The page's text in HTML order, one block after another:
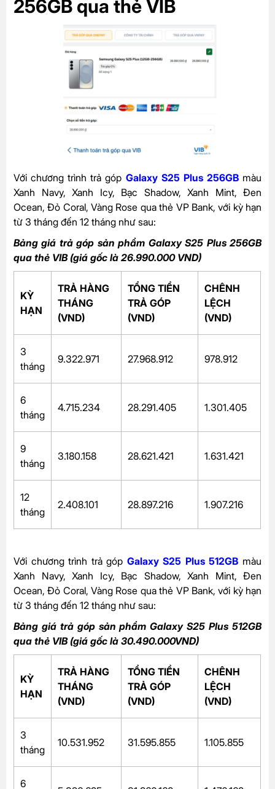
256GB qua thẻ VIB
Với chương trình trả góp Galaxy S25 Plus 256GBmàu
Xanh Navy, Xanh Icy, Bạc Shadow, Xanh Mint, Đen
Ocean, Đỏ Coral, Vàng Rose qua thẻ VP Bank, với kỳ hạn
từ 3 tháng đến 12 tháng như sau:
Bảng giá trả góp sản phẩm Galaxy S25 Plus 256GB
qua thẻ VIB (giá gốc là 26.990.000 VND)
KỲ
HẠN
TRẢ HÀNG
THÁNG
(VND)
TỔNG TIỀN
TRẢ GÓP
(VND)
CHÊNH
LỆCH
(VND)
3
tháng
9.322.971 27.968.912 978.912
6
tháng
4.715.234 28.291.405 1.301.405
9
tháng
3.180.158 28.621.421 1.631.421
12
tháng
2.408.101 28.897.216 1.907.216
Với chương trình trả góp Galaxy S25 Plus 512GB màu
Xanh Navy, Xanh Icy, Bạc Shadow, Xanh Mint, Đen
Ocean, Đỏ Coral, Vàng Rose qua thẻ VP Bank, với kỳ hạn
từ 3 tháng đến 12 tháng như sau:
Bảng giá trả góp sản phẩm Galaxy S25 Plus 512GB
qua thẻ VIB (giá gốc là 30.490.000VND)
KỲ
HẠN
TRẢ HÀNG
THÁNG
(VND)
TỔNG TIỀN
TRẢ GÓP
(VND)
CHÊNH
LỆCH
(VND)
3
tháng
10.531.952 31.595.855 1.105.855
6